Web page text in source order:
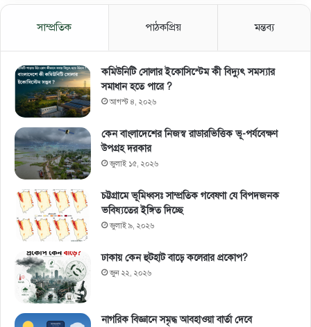
সাম্প্রতিক পাঠকপ্রিয় মন্তব্য
কমিউনিটি সোলার ইকোসিস্টেম কী বিদ্যুৎ সমস্যার
সমাধান হতে পারে ?
আগস্ট ৪, ২০২৬
কেন বাংলাদেশের নিজস্ব রাডারভিত্তিক ভূ-পর্যবেক্ষণ
উপগ্রহ দরকার
জুলাই ১৫, ২০২৬
চট্টগ্রামে ভূমিধ্বসঃ সাম্প্রতিক গবেষণা যে বিপদজনক
ভবিষ্যতের ইঙ্গিত দিচ্ছে
জুলাই ৯, ২০২৬
ঢাকায় কেন হুটহাট বাড়ে কলেরার প্রকোপ?
জুন ২২, ২০২৬
নাগরিক বিজ্ঞানে সমৃদ্ধ আবহাওয়া বার্তা দেবে